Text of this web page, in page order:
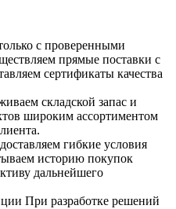
с проверенными
прямые поставки с
сертификаты качества
складской запас и
широким ассортиментом
гибкие условия
историю покупок
дальнейшего
При разработке решений